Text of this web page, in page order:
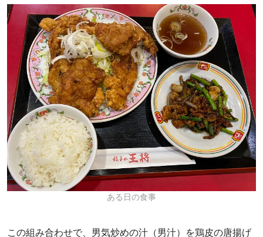
ある日の食事
この組み合わせで、男気炒めの汁（男汁）を鶏皮の唐揚げ